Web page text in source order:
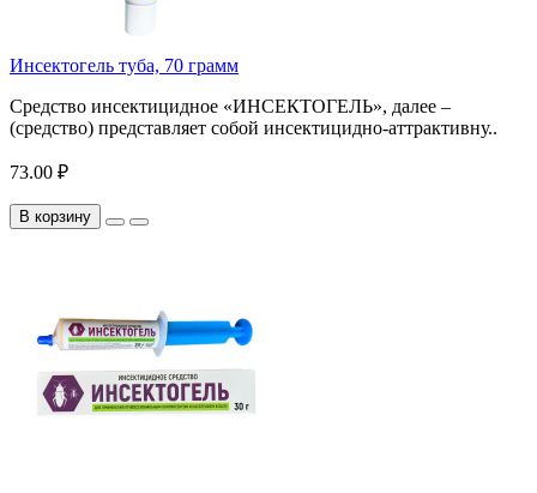
Инсектогель туба, 70 грамм
Средство инсектицидное «ИНСЕКТОГЕЛЬ», далее –
(средство) представляет собой инсектицидно-аттрактивну..
73.00 ₽
В корзину